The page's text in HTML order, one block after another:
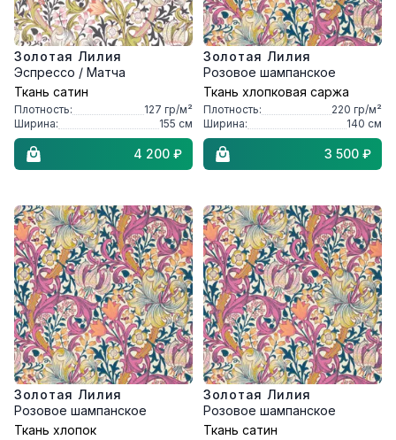
Золотая Лилия
Эспрессо / Матча
Ткань сатин
Плотность: 127 гр/м²
Ширина:
155 см
4 200 ₽
Золотая Лилия
Розовое шампанское
Ткань хлопковая саржа
Плотность: 220 гр/м²
Ширина:
140 см
3 500 ₽
Золотая Лилия
Розовое шампанское
Ткань хлопок
Золотая Лилия
Розовое шампанское
Ткань сатин